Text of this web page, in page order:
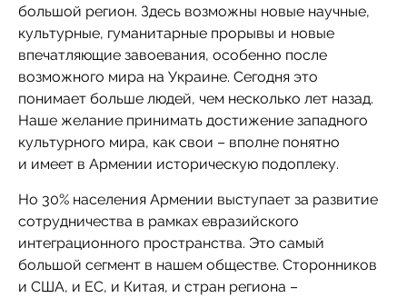
большой регион. Здесь возможны новые научные,
культурные, гуманитарные прорывы и новые
впечатляющие завоевания, особенно после
возможного мира на Украине. Сегодня это
понимает больше людей, чем несколько лет назад.
Наше желание принимать достижение западного
культурного мира, как свои – вполне понятно
и имеет в Армении историческую подоплеку.
Но 30% населения Армении выступает за развитие
сотрудничества в рамках евразийского
интеграционного пространства. Это самый
большой сегмент в нашем обществе. Сторонников
и США, и ЕС, и Китая, и стран региона –